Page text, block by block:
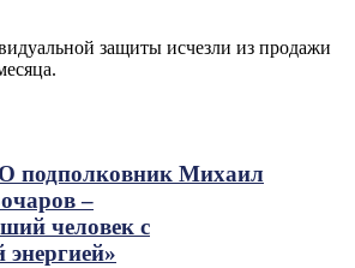
защиты исчезли из продажи
подполковник Михаил
–
человек с
энергией»